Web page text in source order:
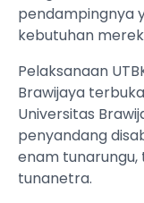
pendampingnya
kebutuhan
Pelaksanaan
Brawijaya
Universitas
penyandang
enam
tunanetra.